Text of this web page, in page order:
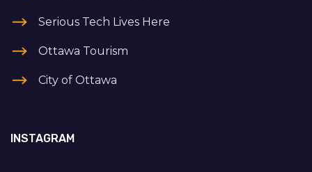
Serious Tech Lives Here
Ottawa Tourism
City of Ottawa
INSTAGRAM